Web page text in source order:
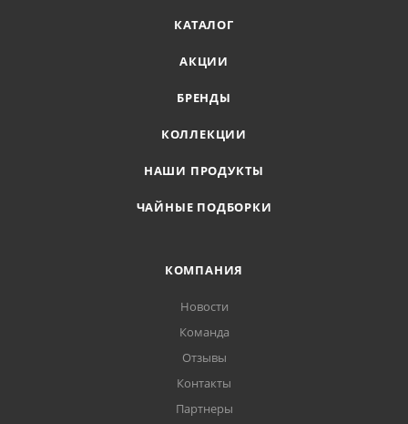
КАТАЛОГ
АКЦИИ
БРЕНДЫ
КОЛЛЕКЦИИ
НАШИ ПРОДУКТЫ
ЧАЙНЫЕ ПОДБОРКИ
КОМПАНИЯ
Новости
Команда
Отзывы
Контакты
Партнеры